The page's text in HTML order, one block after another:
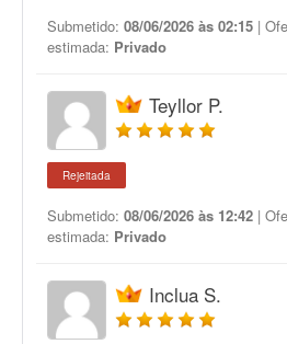
Submetido: 08/06/2026 às 02:15 |
estimada: Privado
Teyllor P.
Rejeitada
Submetido: 08/06/2026 às 12:42 |
estimada: Privado
Inclua S.